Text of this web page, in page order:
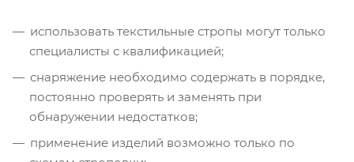
использовать текстильные стропы могут только
специалисты с квалификацией;
снаряжение необходимо содержать в порядке,
постоянно проверять и заменять при
обнаружении недостатков;
применение изделий возможно только по